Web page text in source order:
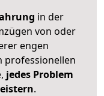
in der
von oder
engen
professionellen
jedes Problem
.